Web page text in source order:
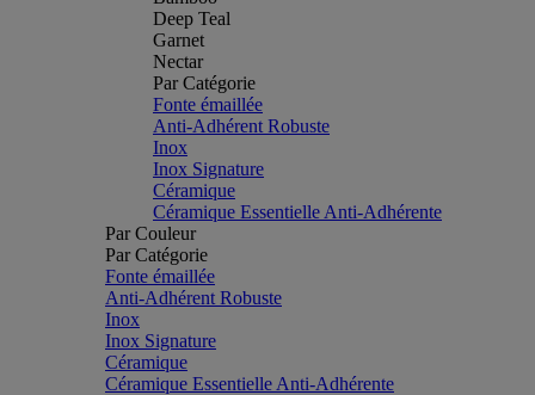
Deep Teal
Garnet
Nectar
Par Catégorie
Fonte émaillée
Anti-Adhérent Robuste
Inox
Inox Signature
Céramique
Céramique Essentielle Anti-Adhérente
Par Couleur
Par Catégorie
Fonte émaillée
Anti-Adhérent Robuste
Inox
Inox Signature
Céramique
Céramique Essentielle Anti-Adhérente